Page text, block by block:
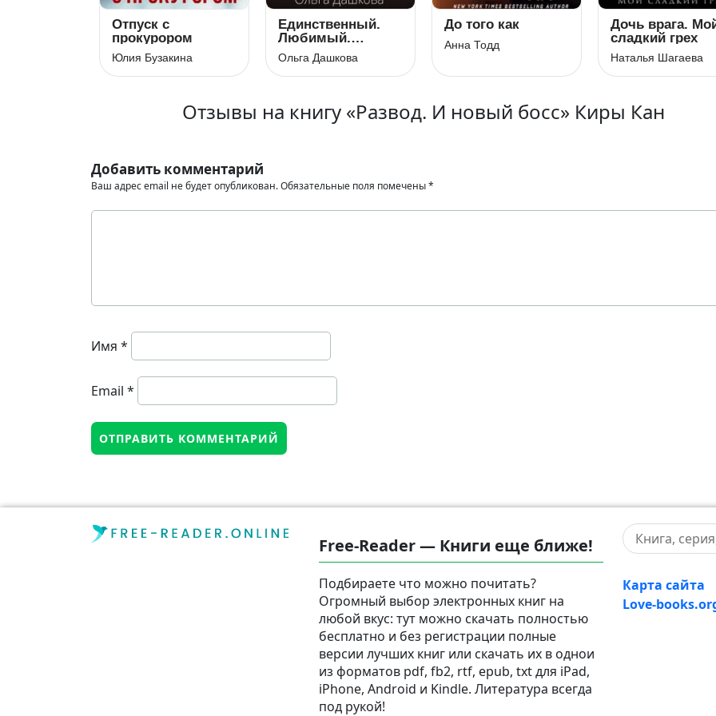
Отпуск с
прокурором
Юлия Бузакина
Единственный.
Любимый.
Неверный
Ольга Дашкова
До того как
Анна Тодд
Дочь врага.
сладкий грех
Наталья Шагаева
Отзывы на книгу «Развод. И новый босс» Киры Кан
Добавить комментарий
Ваш адрес email не будет опубликован.Обязательные поля помечены*
Имя *
Email *
Free-Reader — Книги еще ближе!
Подбираете что можно почитать?
Огромный выбор электронных книг на
любой вкус: тут можно скачать полностью
бесплатно и без регистрации полные
версии лучших книг или скачать их в однои
из форматов pdf, fb2, rtf, epub, txt для iPad,
iPhone, Android и Kindle. Литература всегда
под рукой!
Карта сайта
Love-